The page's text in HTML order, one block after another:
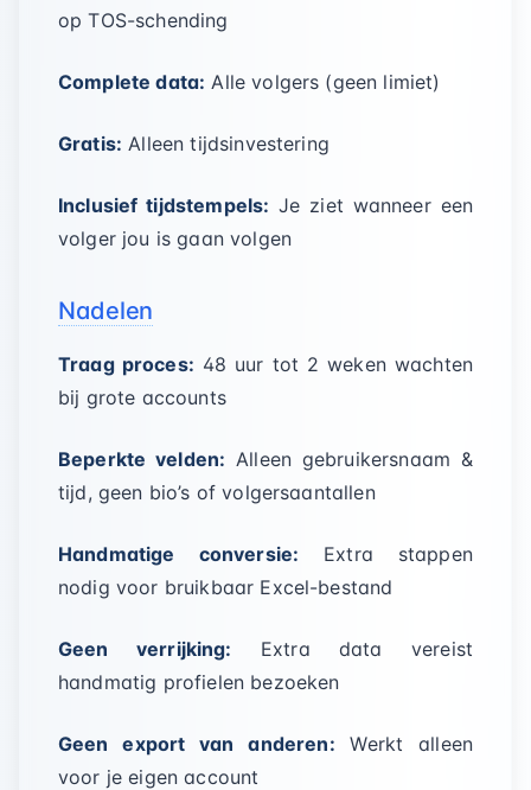
op TOS-schending
Complete data: Alle volgers (geen limiet)
Gratis: Alleen tijdsinvestering
Inclusief tijdstempels: Je ziet wanneer een
volger jou is gaan volgen
Nadelen
Traag proces: 48 uur tot 2 weken wachten
bij grote accounts
Beperkte velden: Alleen gebruikersnaam &
tijd, geen bio’s of volgersaantallen
Handmatige conversie: Extra stappen
nodig voor bruikbaar Excel-bestand
Geen verrijking: Extra data vereist
handmatig profielen bezoeken
Geen export van anderen: Werkt alleen
voor je eigen account